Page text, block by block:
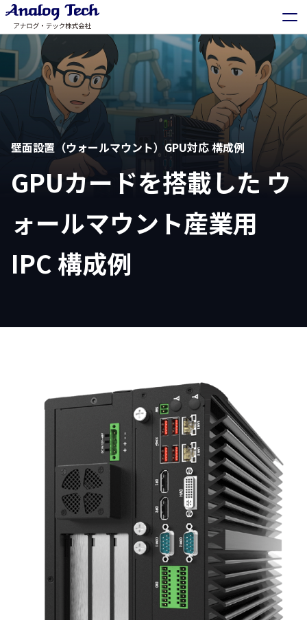
壁面設置（ウォールマウント）GPU対応 構成例
GPUカードを搭載した ウ
ォールマウント産業用
IPC 構成例